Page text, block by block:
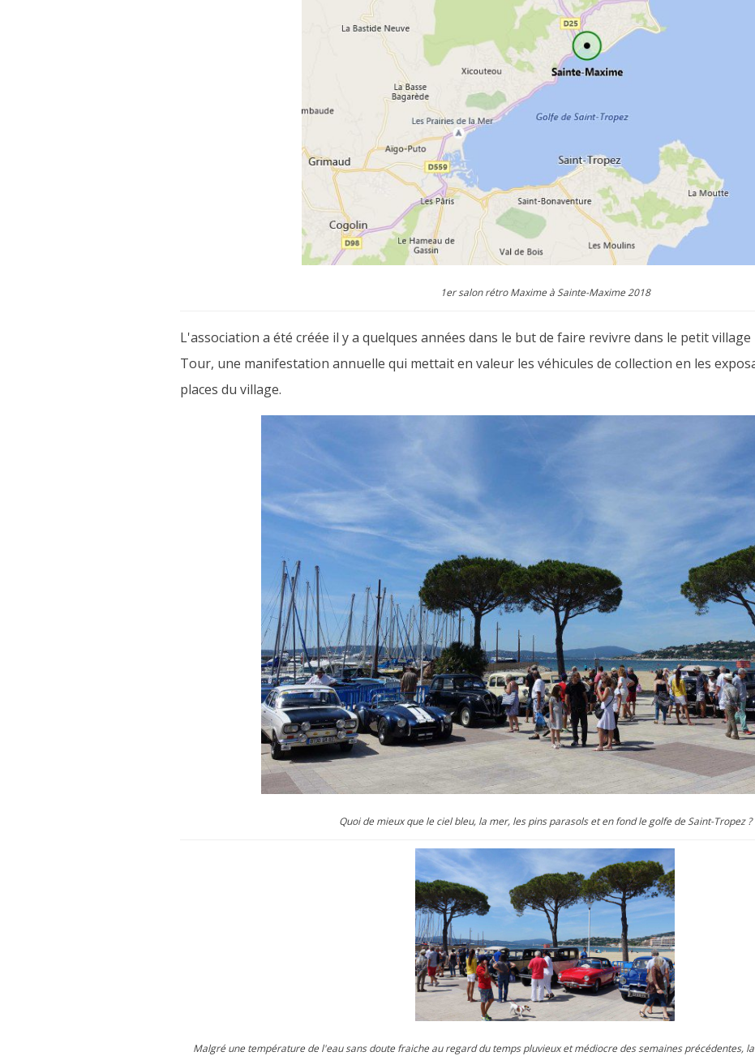
1er salon rétro Maxime à Sainte-Maxime 2018
L'association a été créée il y a quelques années dans le but de faire revivre dans le petit
Tour, une manifestation annuelle qui mettait en valeur les véhicules de collection en les
places du village.
Quoi de mieux que le ciel bleu, la mer, les pins parasols et en fond le golfe de Saint-Tropez ?
Malgré une température de l'eau sans doute fraiche au regard du temps pluvieux et médiocre des semaines précédentes,